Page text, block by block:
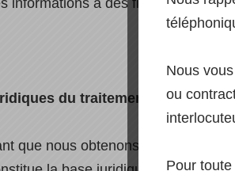
informations à des fins
du traitement des
que nous obtenons le
Nous
ou
Pour